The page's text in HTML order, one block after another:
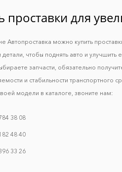
проставки для
Автопроставка можно купить
детали, чтобы поднять авто и улучшить
запчасти, обязательно
и стабильности транспортного
модели в каталоге, звоните нам:
38 08
48 40
33 26